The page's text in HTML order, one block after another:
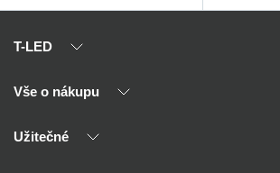
T-LED
O nás
Kontakty
Vše o nákupu
Výhody T-LED
Užitečné